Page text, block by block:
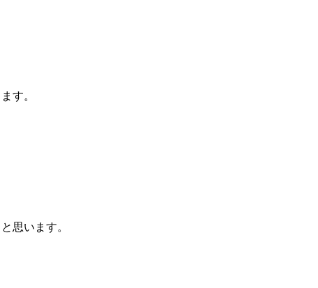
す。
思います。